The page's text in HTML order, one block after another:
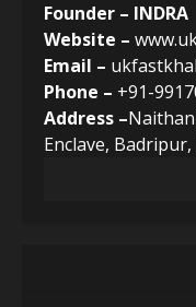
Founder – INDRA
Website –
Email –
Phone – +91-
Address –
Enclave,